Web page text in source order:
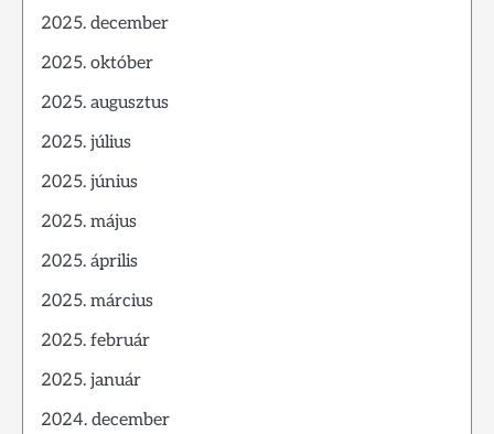
2025. december
2025. október
2025. augusztus
2025. július
2025. június
2025. május
2025. április
2025. március
2025. február
2025. január
2024. december